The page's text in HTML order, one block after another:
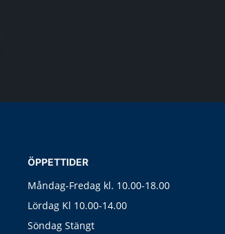
ÖPPETTIDER
Måndag-Fredag kl. 10.00-18.00
Lördag Kl 10.00-14.00
Söndag Stängt